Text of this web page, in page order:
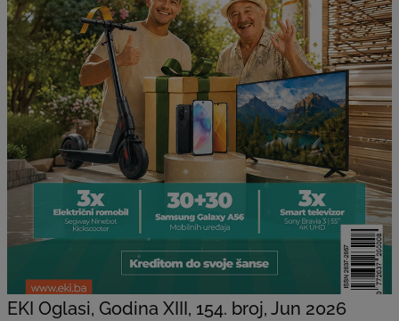
EKI Oglasi, Godina XIII, 154. broj, Jun 2026